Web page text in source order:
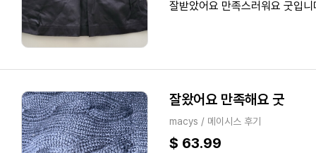
잘받았어요 만족스러워요 굿입
잘왔어요 만족해요 굿
macys / 메이시스 후기
$ 63.99